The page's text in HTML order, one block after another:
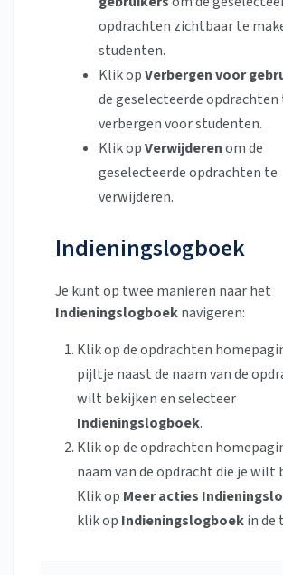
opdrachten zichtbaar te
studenten.
Klik opVerbergen voor
de geselecteerde opdrachten
verbergen voor studenten.
Klik opVerwijderenom de
geselecteerde opdrachten te
verwijderen.
Indieningslogboek
Je kunt op twee manieren naar het
Indieningslogboeknavigeren:
Klik op de opdrachten
pijltje naast de naam van de
wilt bekijken en selecteer
Indieningslogboek.
Klik op de opdrachten
naam van de opdracht die je wilt
Klik op Meer acties
klik op Indieningslogboekin de